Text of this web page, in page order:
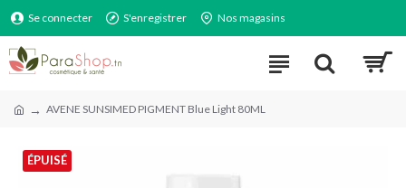
Se connecter S'enregistrer Nos magasins
AVENE SUNSIMED PIGMENT Blue Light 80ML
ÉPUISÉ